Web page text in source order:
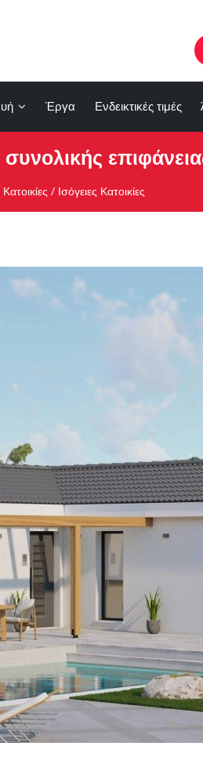
Έργα Ενδεικτικές τιμές
συνολικής
Κατοικίες / Ισόγειες Κατοικίες